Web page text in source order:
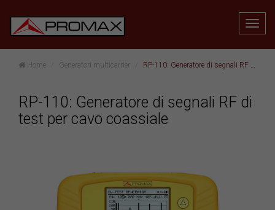
Home Generatori multicarrier RP-110: Generatore di segnali RF di test per cavo coassiale
RP-110: Generatore di segnali RF di
test per cavo coassiale